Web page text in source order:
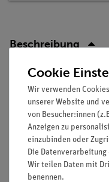
Beschreibung
Prinzip
In jedem Frühjahr und
in Blumenkästen oder
wurden, keimen und
entwickeln. In diesem
Schüler Bohnensamen
Samen untersuchen.
Cookie
Wir verwenden
unserer Website und
von Besucher:innen
Anzeigen zu
einzubinden oder
Die
Wir teilen Daten mit
benennen.